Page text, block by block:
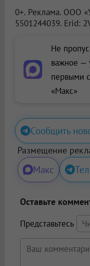
0+. Реклама. ООО
5501244039. Erid:
Не
важное —
первыми
«Макс»
Сообщить
Размещение
Макс
Оставьте
Представьтесь